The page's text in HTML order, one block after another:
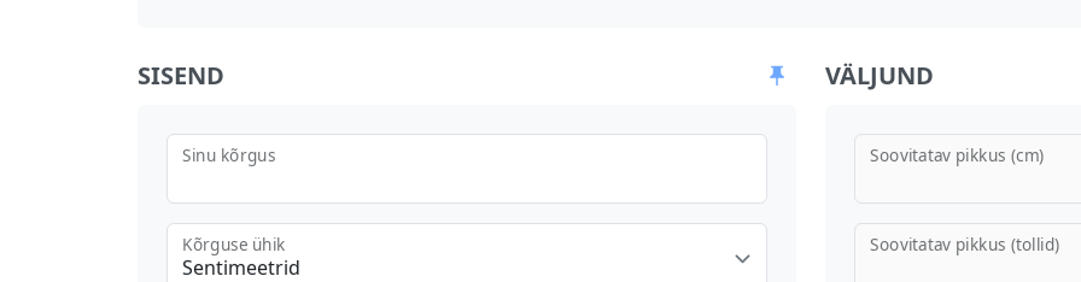
SISEND
Sinu kõrgus
Sentimeetrid
Kõrguse ühik
VÄLJUND
Soovitatav pikkus (cm)
Soovitatav pikkus (tollid)